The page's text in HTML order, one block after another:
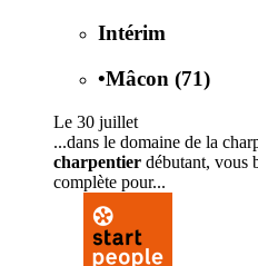
Intérim
•Mâcon (71)
Le 30 juillet
...dans le domaine de la
charpentier débutant, vous
complète pour...